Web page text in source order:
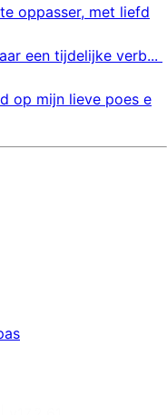
oppasser, met liefd
een tijdelijke verb...
op mijn lieve poes e